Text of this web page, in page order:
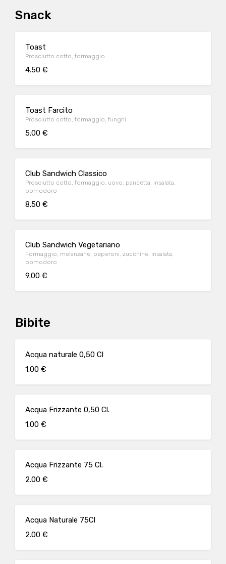
Snack
Toast
Prosciutto cotto, formaggio
4.50 €
Toast Farcito
Prosciutto cotto, formaggio, funghi
5.00 €
Club Sandwich Classico
Prosciutto cotto, formaggio, uovo, pancetta, insalata,
pomodoro
8.50 €
Club Sandwich Vegetariano
Formaggio, melanzane, peperoni, zucchine, insalata,
pomodoro
9.00 €
Bibite
Acqua naturale 0,50 Cl
1.00 €
Acqua Frizzante 0,50 Cl.
1.00 €
Acqua Frizzante 75 Cl.
2.00 €
Acqua Naturale 75Cl
2.00 €